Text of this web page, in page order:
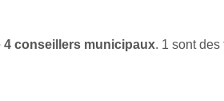
4 conseillers municipaux. 1 sont des